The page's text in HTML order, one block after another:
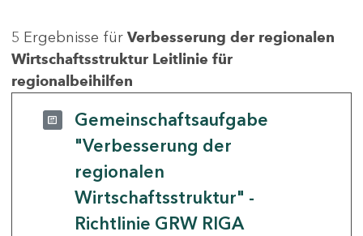
5 Ergebnisse für Verbesserung der regionalen
Wirtschaftsstruktur Leitlinie für
regionalbeihilfen
Gemeinschaftsaufgabe
"Verbesserung der
regionalen
Wirtschaftsstruktur" -
Richtlinie GRW RIGA